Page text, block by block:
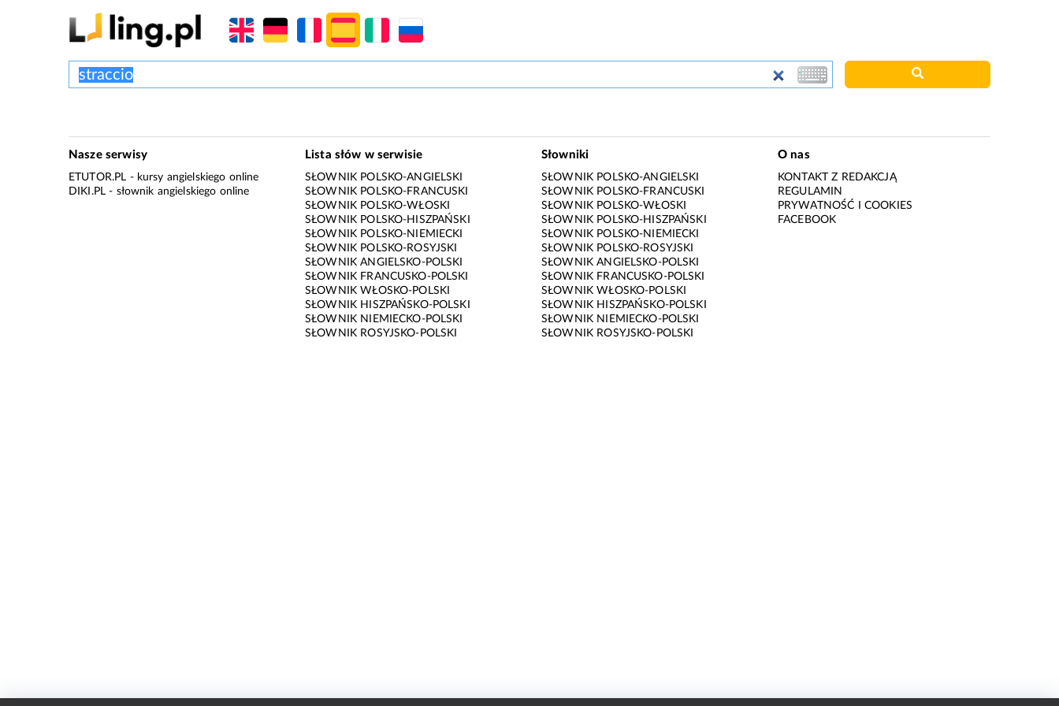
Nasze serwisy
ETUTOR.PL - kursy angielskiego online
DIKI.PL - słownik angielskiego online
Lista słów w serwisie
SŁOWNIK POLSKO-ANGIELSKI
SŁOWNIK POLSKO-FRANCUSKI
SŁOWNIK POLSKO-WŁOSKI
SŁOWNIK POLSKO-HISZPAŃSKI
SŁOWNIK POLSKO-NIEMIECKI
SŁOWNIK POLSKO-ROSYJSKI
SŁOWNIK ANGIELSKO-POLSKI
SŁOWNIK FRANCUSKO-POLSKI
SŁOWNIK WŁOSKO-POLSKI
SŁOWNIK HISZPAŃSKO-POLSKI
SŁOWNIK NIEMIECKO-POLSKI
SŁOWNIK ROSYJSKO-POLSKI
Słowniki
SŁOWNIK POLSKO-ANGIELSKI
SŁOWNIK POLSKO-FRANCUSKI
SŁOWNIK POLSKO-WŁOSKI
SŁOWNIK POLSKO-HISZPAŃSKI
SŁOWNIK POLSKO-NIEMIECKI
SŁOWNIK POLSKO-ROSYJSKI
SŁOWNIK ANGIELSKO-POLSKI
SŁOWNIK FRANCUSKO-POLSKI
SŁOWNIK WŁOSKO-POLSKI
SŁOWNIK HISZPAŃSKO-POLSKI
SŁOWNIK NIEMIECKO-POLSKI
SŁOWNIK ROSYJSKO-POLSKI
O nas
KONTAKT Z REDAKCJĄ
REGULAMIN
PRYWATNOŚĆ I COOKIES
FACEBOOK